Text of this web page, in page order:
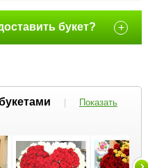
букет? +
|
Показать